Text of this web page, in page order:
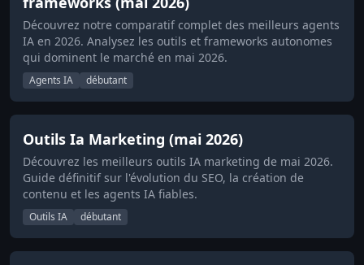
Découvrez notre comparatif complet des meilleurs agents
IA en 2026. Analysez les outils et frameworks autonomes
qui dominent le marché en mai 2026.
Agents IA débutant
Outils Ia Marketing (mai 2026)
Découvrez les meilleurs outils IA marketing de mai 2026.
Guide définitif sur l'évolution du SEO, la création de
contenu et les agents IA fiables.
Outils IA débutant